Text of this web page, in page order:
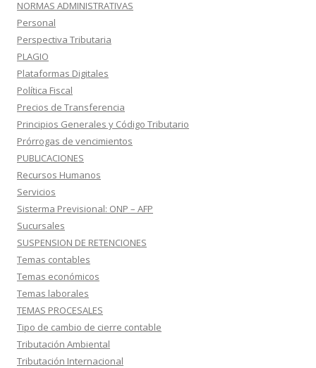
NORMAS ADMINISTRATIVAS
Personal
Perspectiva Tributaria
PLAGIO
Plataformas Digitales
Política Fiscal
Precios de Transferencia
Principios Generales y Código Tributario
Prórrogas de vencimientos
PUBLICACIONES
Recursos Humanos
Servicios
Sisterma Previsional: ONP – AFP
Sucursales
SUSPENSION DE RETENCIONES
Temas contables
Temas económicos
Temas laborales
TEMAS PROCESALES
Tipo de cambio de cierre contable
Tributación Ambiental
Tributación Internacional